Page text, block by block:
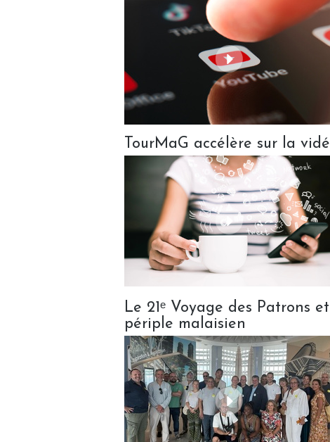
TourMaG accélère sur la
Le 21ᵉ Voyage des Patrons
périple malaisien